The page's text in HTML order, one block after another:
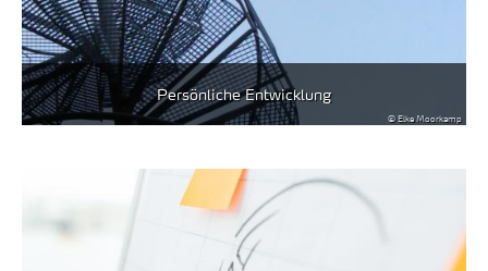
Persönliche Entwicklung
© Elke Moorkamp